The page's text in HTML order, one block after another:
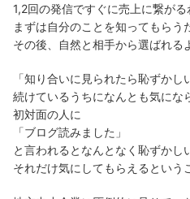
1,2回の発信ですぐに売上に繋がる
まずは自分のことを知ってもらう
その後、自然と相手から選ばれる
「知り合いに見られたら恥ずかし
続けているうちになんとも気にな
初対面の人に
「ブログ読みました」
と言われるとなんとなく恥ずかし
それだけ気にしてもらえるという